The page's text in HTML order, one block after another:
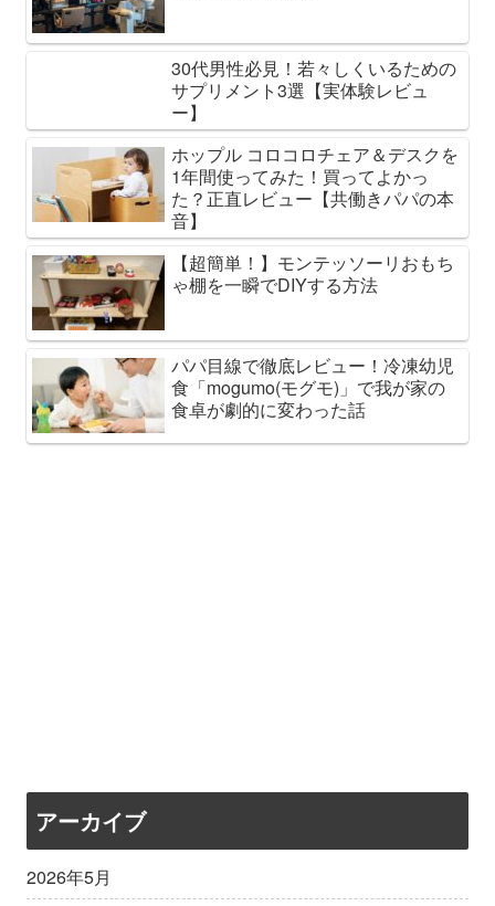
30代男性必見！若々しくいるための
サプリメント3選【実体験レビュ
ー】
ホップル コロコロチェア＆デスクを
1年間使ってみた！買ってよかっ
た？正直レビュー【共働きパパの本
音】
【超簡単！】モンテッソーリおもち
ゃ棚を一瞬でDIYする方法
パパ目線で徹底レビュー！冷凍幼児
食「mogumo(モグモ)」で我が家の
食卓が劇的に変わった話
アーカイブ
2026年5月